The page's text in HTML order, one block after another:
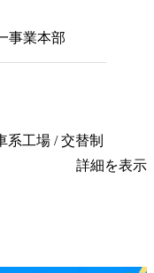
事業本部
系工場 / 交替制
詳細を表示